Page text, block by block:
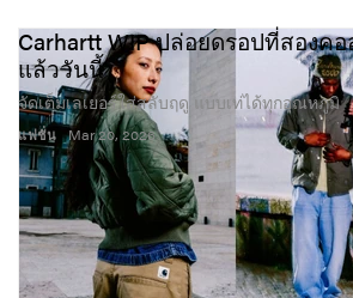
แฟชั่น
Carhartt WIP ปล่อยดรอปที่สองค
แล้ววันนี้
จัดเต็มเลเยอร์ใส่สลับฤดู แบบเท่ได้ทุกอุณหภูมิ
Mar 20, 2026